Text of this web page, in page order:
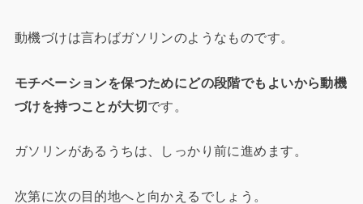
動機づけは言わばガソリンのようなものです。
モチベーションを保つためにどの段階でもよいから動機
づけを持つことが大切です。
ガソリンがあるうちは、しっかり前に進めます。
次第に次の目的地へと向かえるでしょう。